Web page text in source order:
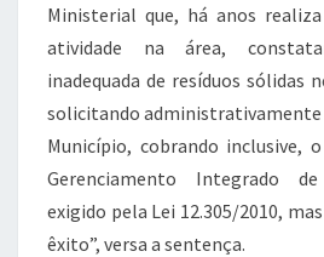
Ministerial que, há anos
atividade na área,
inadequada de resíduos sólidas
solicitando administrativamente
Município, cobrando inclusive,
Gerenciamento Integrado
exigido pela Lei 12.305/2010,
êxito”, versa a sentença.